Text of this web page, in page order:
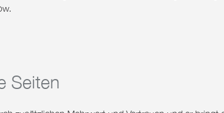
Seiten